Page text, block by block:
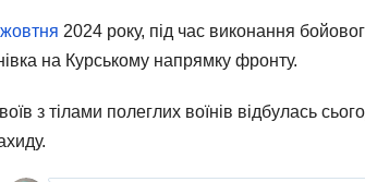
2024 року, під час виконання
на Курському напрямку фронту.
з тілами полеглих воїнів відбулась